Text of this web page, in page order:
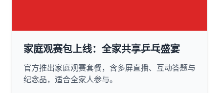
家庭观赛包上线：全家共享乒乓盛宴
官方推出家庭观赛套餐，含多屏直播、互动答题与
纪念品，适合全家人参与。